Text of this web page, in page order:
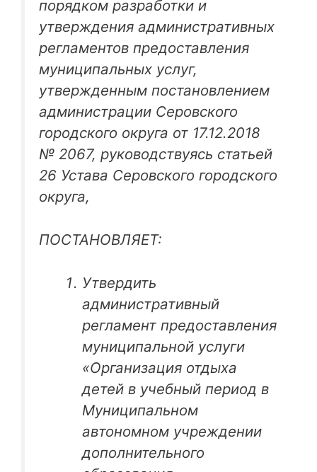
порядком разработки и
утверждения административных
регламентов предоставления
муниципальных услуг,
утвержденным постановлением
администрации Серовского
городского округа от 17.12.2018
№ 2067, руководствуясь статьей
26 Устава Серовского городского
округа,
ПОСТАНОВЛЯЕТ:
Утвердить
административный
регламент предоставления
муниципальной услуги
«Организация отдыха
детей в учебный период в
Муниципальном
автономном учреждении
дополнительного